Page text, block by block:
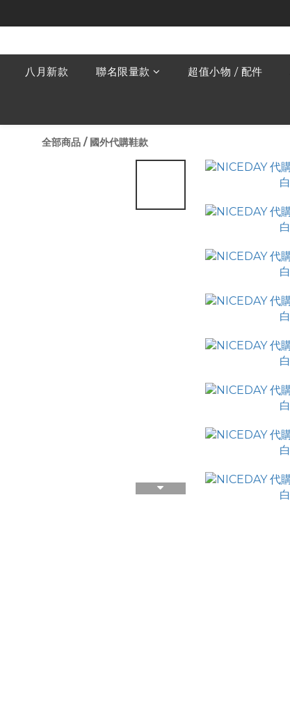
八月新款 聯名限量款 超值小物 / 配件
全部商品 / 國外代購鞋款